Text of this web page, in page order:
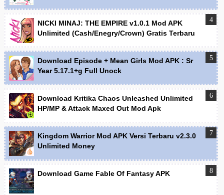
NICKI MINAJ: THE EMPIRE v1.0.1 Mod APK
Unlimited (Cash/Enegry/Crown) Gratis Terbaru
Download Episode + Mean Girls Mod APK : Sr
Year 5.17.1+g Full Unock
Download Kritika Chaos Unleashed Unlimited
HP/MP & Attack Maxed Out Mod Apk
Kingdom Warrior Mod APK Versi Terbaru v2.3.0
Unlimited Money
Download Game Fable Of Fantasy APK